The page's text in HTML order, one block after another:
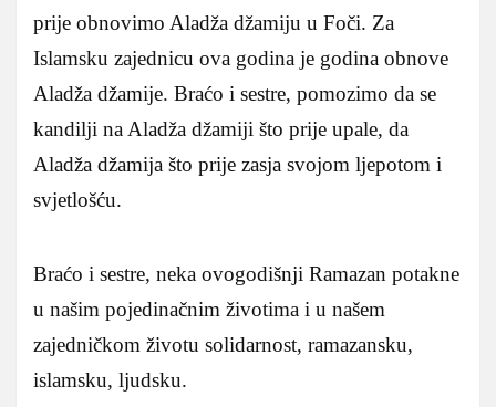
prije obnovimo Aladža džamiju u Foči. Za
Islamsku zajednicu ova godina je godina obnove
Aladža džamije. Braćo i sestre, pomozimo da se
kandilji na Aladža džamiji što prije upale, da
Aladža džamija što prije zasja svojom ljepotom i
svjetlošću.
Braćo i sestre, neka ovogodišnji Ramazan potakne
u našim pojedinačnim životima i u našem
zajedničkom životu solidarnost, ramazansku,
islamsku, ljudsku.